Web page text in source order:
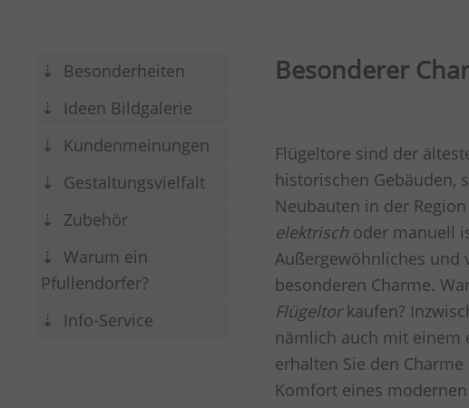
Hohe Funktionalität
Stilvoll an jedem Gebäude
Grenzenlose Gestaltungsmöglichkeiten
Besonderheiten
Ideen Bildgalerie
Kundenmeinungen
Gestaltungsvielfalt
Zubehör
Warum ein
Pfullendorfer?
Info-Service
Besonderer
Flügeltore sind der
historischen Gebäuden,
Neubauten in der
elektrischoder manuell
Außergewöhnliches und
besonderen Charme.
Flügeltorkaufen?
nämlich auch mit einem
erhalten Sie den
Komfort eines